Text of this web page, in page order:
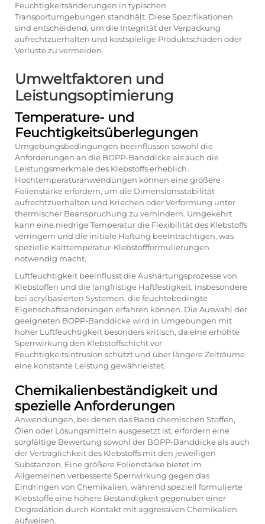
Feuchtigkeitsänderungen in typischen
Transportumgebungen standhält. Diese Spezifikationen
sind entscheidend, um die Integrität der Verpackung
aufrechtzuerhalten und kostspielige Produktschäden oder
Verluste zu vermeiden.
Umweltfaktoren und
Leistungsoptimierung
Temperature- und
Feuchtigkeitsüberlegungen
Umgebungsbedingungen beeinflussen sowohl die
Anforderungen an die BOPP-Banddicke als auch die
Leistungsmerkmale des Klebstoffs erheblich.
Hochtemperaturanwendungen können eine größere
Folienstärke erfordern, um die Dimensionsstabilität
aufrechtzuerhalten und Kriechen oder Verformung unter
thermischer Beanspruchung zu verhindern. Umgekehrt
kann eine niedrige Temperatur die Flexibilität des Klebstoffs
verringern und die initiale Haftung beeinträchtigen, was
spezielle Kalttemperatur-Klebstoffformulierungen
notwendig macht.
Luftfeuchtigkeit beeinflusst die Aushärtungsprozesse von
Klebstoffen und die langfristige Haftfestigkeit, insbesondere
bei acrylbasierten Systemen, die feuchtebedingte
Eigenschaftsänderungen erfahren können. Die Auswahl der
geeigneten BOPP-Banddicke wird in Umgebungen mit
hoher Luftfeuchtigkeit besonders kritisch, da eine erhöhte
Sperrwirkung den Klebstoffschicht vor
Feuchtigkeitsintrusion schützt und über längere Zeiträume
eine konstante Leistung gewährleistet.
Chemikalienbeständigkeit und
spezielle Anforderungen
Anwendungen, bei denen das Band chemischen Stoffen,
Ölen oder Lösungsmitteln ausgesetzt ist, erfordern eine
sorgfältige Bewertung sowohl der BOPP-Banddicke als auch
der Verträglichkeit des Klebstoffs mit den jeweiligen
Substanzen. Eine größere Folienstärke bietet im
Allgemeinen verbesserte Sperrwirkung gegen das
Eindringen von Chemikalien, während speziell formulierte
Klebstoffe eine höhere Beständigkeit gegenüber einer
Degradation durch Kontakt mit aggressiven Chemikalien
aufweisen.